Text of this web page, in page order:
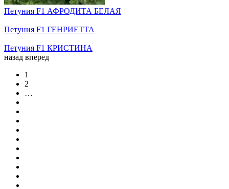
Петуния F1 АФРОДИТА БЕЛАЯ
Петуния F1 ГЕНРИЕТТА
Петуния F1 КРИСТИНА
назад вперед
1
2
…